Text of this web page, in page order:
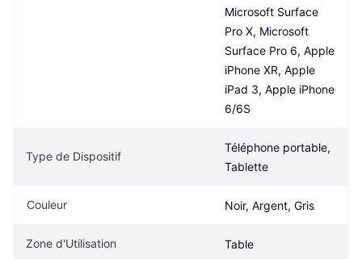
Microsoft Surface
Pro X, Microsoft
Surface Pro 6, Apple
iPhone XR, Apple
iPad 3, Apple iPhone
6/6S
Type de Dispositif
Téléphone portable,
Tablette
Couleur Noir, Argent, Gris
Zone d'Utilisation Table